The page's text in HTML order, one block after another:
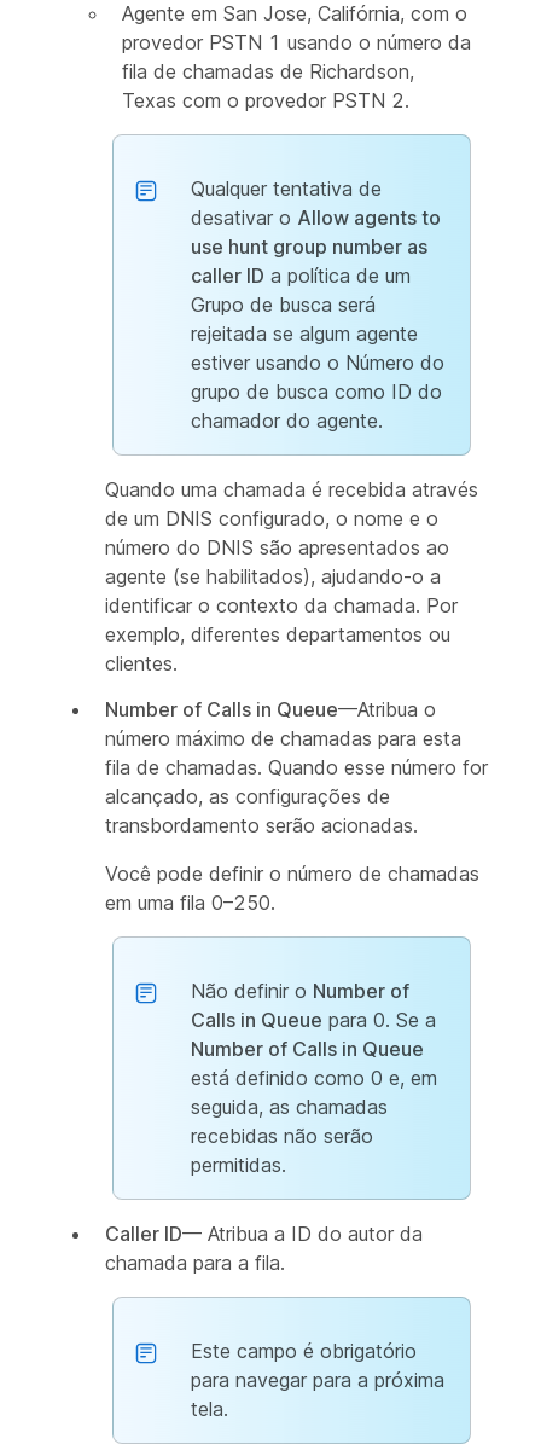
Agente em San Jose, Califórnia, com o
provedor PSTN 1 usando o número da
fila de chamadas de Richardson,
Texas com o provedor PSTN 2.
Qualquer tentativa de
desativar o Allow agents to
use hunt group number as
caller ID a política de um
Grupo de busca será
rejeitada se algum agente
estiver usando o Número do
grupo de busca como ID do
chamador do agente.
Quando uma chamada é recebida através
de um DNIS configurado, o nome e o
número do DNIS são apresentados ao
agente (se habilitados), ajudando-o a
identificar o contexto da chamada. Por
exemplo, diferentes departamentos ou
clientes.
Number of Calls in Queue—Atribua o
número máximo de chamadas para esta
fila de chamadas. Quando esse número for
alcançado, as configurações de
transbordamento serão acionadas.
Você pode definir o número de chamadas
em uma fila 0–250.
Não definir o Number of
Calls in Queue para 0. Se a
Number of Calls in Queue
está definido como 0 e, em
seguida, as chamadas
recebidas não serão
permitidas.
Caller ID— Atribua a ID do autor da
chamada para a fila.
Este campo é obrigatório
para navegar para a próxima
tela.